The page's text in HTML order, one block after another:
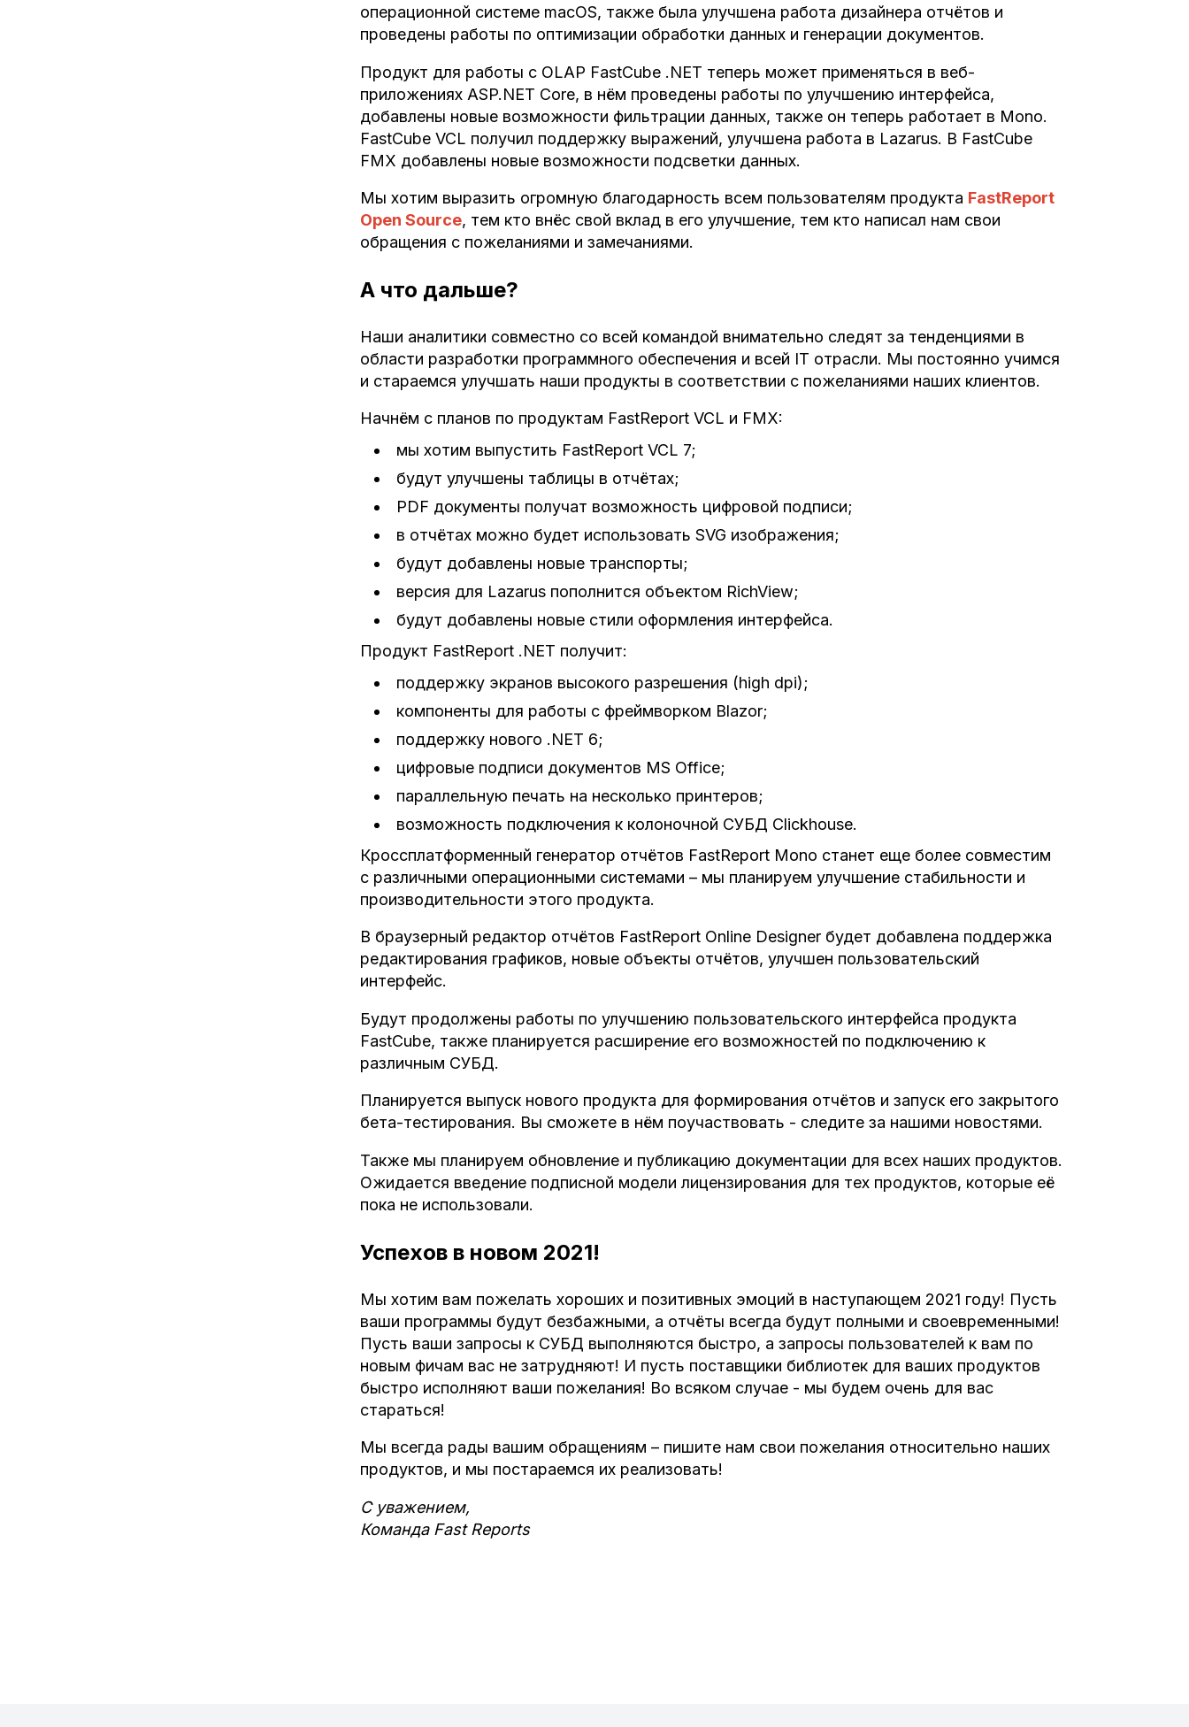
операционной системе macOS, также была улучшена работа дизайнера отчётов и
проведены работы по оптимизации обработки данных и генерации документов.
Продукт для работы с OLAP FastCube .NET теперь может применяться в веб-
приложениях ASP.NET Core, в нём проведены работы по улучшению интерфейса,
добавлены новые возможности фильтрации данных, также он теперь работает в Mono.
FastCube VCL получил поддержку выражений, улучшена работа в Lazarus. В FastCube
FMX добавлены новые возможности подсветки данных.
Мы хотим выразить огромную благодарность всем пользователям продукта FastReport
Open Source, тем кто внёс свой вклад в его улучшение, тем кто написал нам свои
обращения с пожеланиями и замечаниями.
А что дальше?
Наши аналитики совместно со всей командой внимательно следят за тенденциями в
области разработки программного обеспечения и всей IT отрасли. Мы постоянно учимся
и стараемся улучшать наши продукты в соответствии с пожеланиями наших клиентов.
Начнём с планов по продуктам FastReport VCL и FMX:
мы хотим выпустить FastReport VCL 7;
будут улучшены таблицы в отчётах;
PDF документы получат возможность цифровой подписи;
в отчётах можно будет использовать SVG изображения;
будут добавлены новые транспорты;
версия для Lazarus пополнится объектом RichView;
будут добавлены новые стили оформления интерфейса.
Продукт FastReport .NET получит:
поддержку экранов высокого разрешения (high dpi);
компоненты для работы с фреймворком Blazor;
поддержку нового .NET 6;
цифровые подписи документов MS Office;
параллельную печать на несколько принтеров;
возможность подключения к колоночной СУБД Clickhouse.
Кроссплатформенный генератор отчётов FastReport Mono станет еще более совместим
с различными операционными системами – мы планируем улучшение стабильности и
производительности этого продукта.
В браузерный редактор отчётов FastReport Online Designer будет добавлена поддержка
редактирования графиков, новые объекты отчётов, улучшен пользовательский
интерфейс.
Будут продолжены работы по улучшению пользовательского интерфейса продукта
FastCube, также планируется расширение его возможностей по подключению к
различным СУБД.
Планируется выпуск нового продукта для формирования отчётов и запуск его закрытого
бета-тестирования. Вы сможете в нём поучаствовать - следите за нашими новостями.
Также мы планируем обновление и публикацию документации для всех наших продуктов.
Ожидается введение подписной модели лицензирования для тех продуктов, которые её
пока не использовали.
Успехов в новом 2021!
Мы хотим вам пожелать хороших и позитивных эмоций в наступающем 2021 году! Пусть
ваши программы будут безбажными, а отчёты всегда будут полными и своевременными!
Пусть ваши запросы к СУБД выполняются быстро, а запросы пользователей к вам по
новым фичам вас не затрудняют! И пусть поставщики библиотек для ваших продуктов
быстро исполняют ваши пожелания! Во всяком случае - мы будем очень для вас
стараться!
Мы всегда рады вашим обращениям – пишите нам свои пожелания относительно наших
продуктов, и мы постараемся их реализовать!
С уважением,
Команда Fast Reports